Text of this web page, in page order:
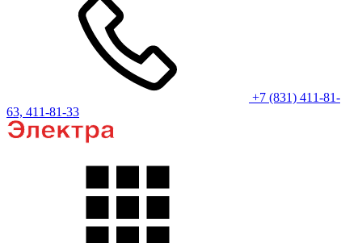
+7 (831) 411-81-
63, 411-81-33